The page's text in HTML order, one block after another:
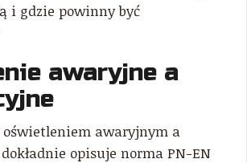
i gdzie powinny być
awaryjne a
oświetleniem awaryjnym a
opisuje norma PN-EN